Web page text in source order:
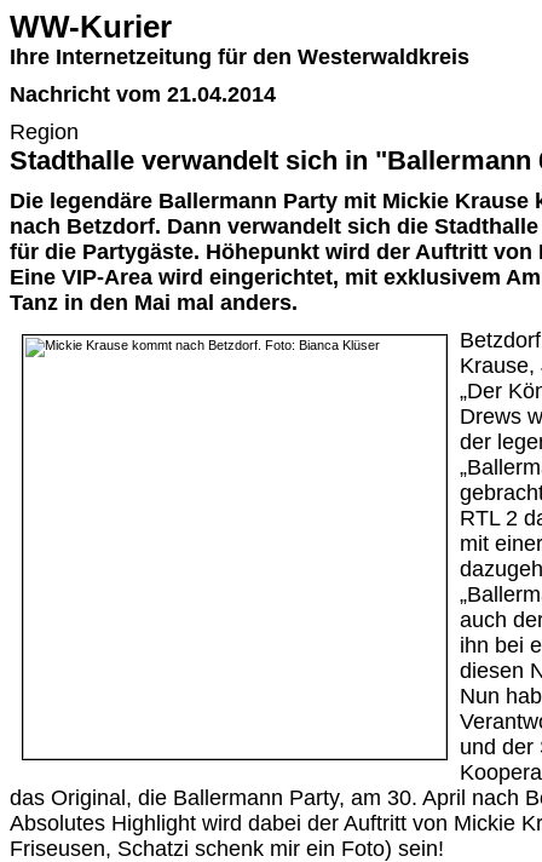
WW-Kurier
Ihre Internetzeitung für den Westerwaldkreis
Nachricht vom 21.04.2014
Region
Stadthalle verwandelt sich in "Ballermann
Die legendäre Ballermann Party mit Mickie Krause
nach Betzdorf. Dann verwandelt sich die
für die Partygäste. Höhepunkt wird der Auftritt von
Eine VIP-Area wird eingerichtet, mit exklusivem
Tanz in den Mai mal anders.
Krause,
„Der
Drews
der
RTL 2
mit
auch
ihn bei
diesen
Nun
und der
das Original, die Ballermann Party, am 30. April nach
Absolutes Highlight wird dabei der Auftritt von Mickie
Friseusen, Schatzi schenk mir ein Foto) sein!